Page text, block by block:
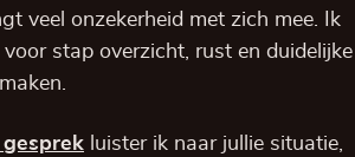
veel onzekerheid met zich mee. Ik
stap overzicht, rust en duidelijke
gesprek luister ik naar jullie situatie,